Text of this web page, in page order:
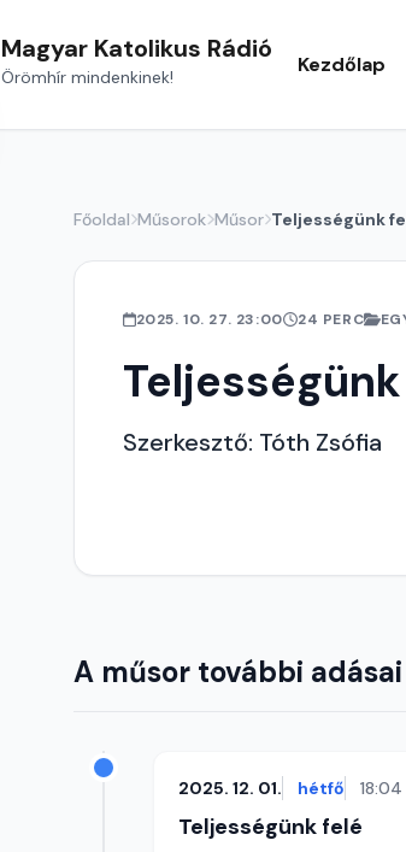
Magyar Katolikus Rádió
Örömhír mindenkinek! Kezdőlap
Főoldal Műsorok Műsor Teljességünk
2025. 10. 27. 23:00 24 PERC
Szerkesztő: Tóth Zsófia
A műsor további adásai
2025. 12. 01. hétfő 18:04
Teljességünk felé